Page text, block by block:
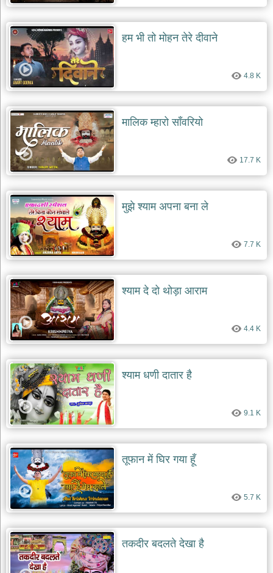
हम भी तो मोहन तेरे दीवाने
4.8 K
मालिक म्हारो साँवरियो
17.7 K
मुझे श्याम अपना बना ले
7.7 K
श्याम दे दो थोड़ा आराम
4.4 K
श्याम धणी दातार है
9.1 K
तूफान में घिर गया हूँ
5.7 K
तकदीर बदलते देखा है